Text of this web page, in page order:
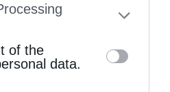
may separately opt-out
on the IAB’s list
This
of the
data.